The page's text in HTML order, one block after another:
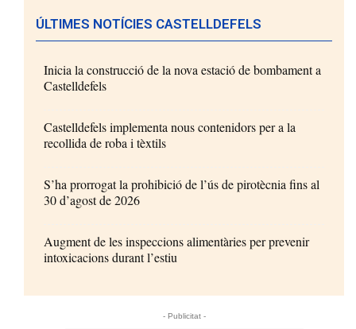
ÚLTIMES NOTÍCIES CASTELLDEFELS
Inicia la construcció de la nova estació de bombament a
Castelldefels
Castelldefels implementa nous contenidors per a la
recollida de roba i tèxtils
S’ha prorrogat la prohibició de l’ús de pirotècnia fins al
30 d’agost de 2026
Augment de les inspeccions alimentàries per prevenir
intoxicacions durant l’estiu
- Publicitat -